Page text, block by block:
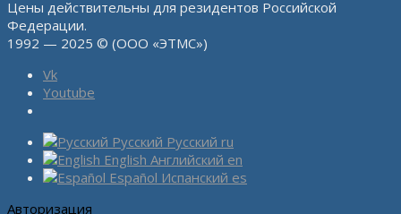
Цены действительны для резидентов Российской
Федерации.
1992 — 2025 © (ООО «ЭТМС»)
Vk
Youtube
Русский Русский ru
English Английский en
Español Испанский es
Авторизация